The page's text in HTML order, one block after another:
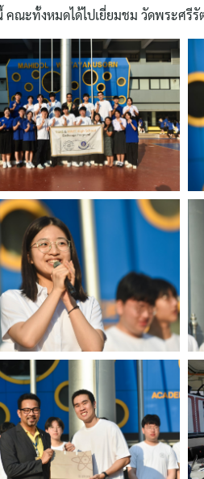
คณะทั้งหมดได้ไปเยี่ยมชม วัดพระศรี